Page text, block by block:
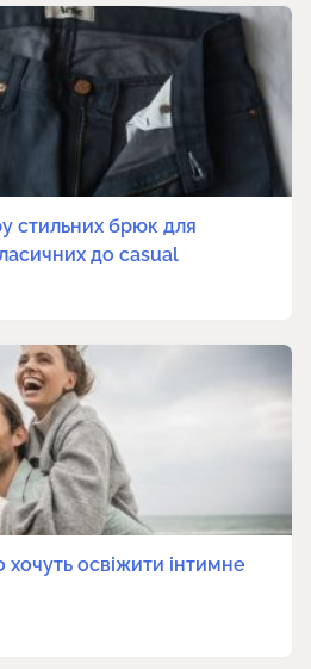
стильних брюк для
до casual
хочуть освіжити інтимне